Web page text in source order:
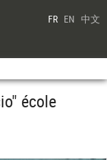
FR EN 中文
école